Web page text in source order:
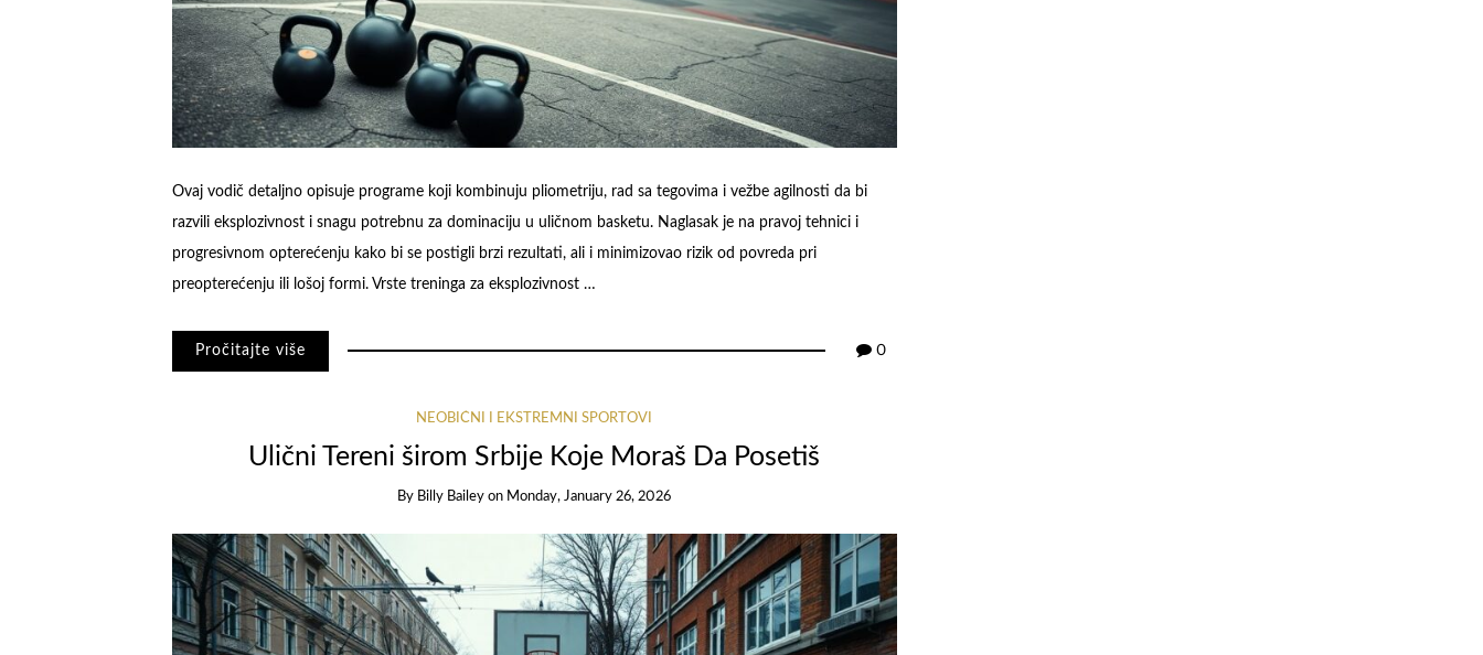
Ovaj vodič detaljno opisuje programe koji kombinuju pliometriju, rad sa tegovima i vežbe agilnosti da bi
razvili eksplozivnost i snagu potrebnu za dominaciju u uličnom basketu. Naglasak je na pravoj tehnici i
progresivnom opterećenju kako bi se postigli brzi rezultati, ali i minimizovao rizik od povreda pri
preopterećenju ili lošoj formi. Vrste treninga za eksplozivnost …
Pročitajte više 0
NEOBIČNI I EKSTREMNI SPORTOVI
Ulični Tereni širom Srbije Koje Moraš Da Posetiš
By Billy Bailey on Monday, January 26, 2026